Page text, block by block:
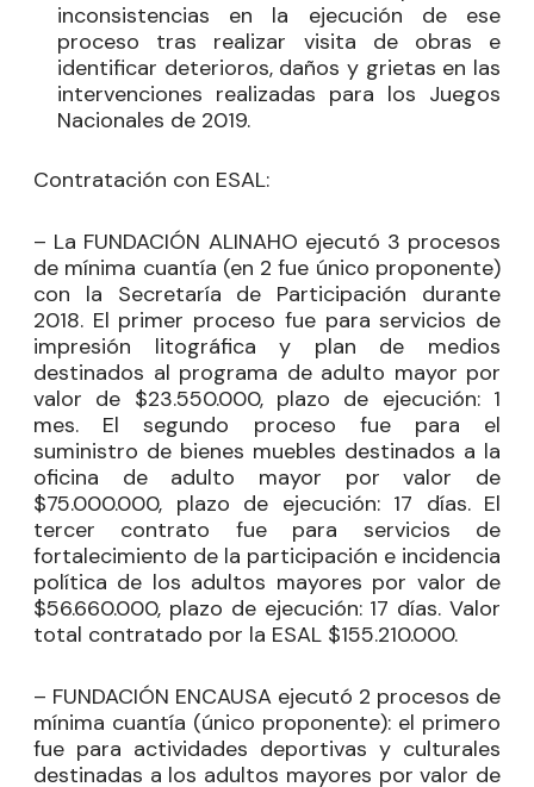
inconsistencias en la ejecución de ese
proceso tras realizar visita de obras e
identificar deterioros, daños y grietas en las
intervenciones realizadas para los Juegos
Nacionales de 2019.
Contratación con ESAL:
– La FUNDACIÓN ALINAHO ejecutó 3 procesos
de mínima cuantía (en 2 fue único proponente)
con la Secretaría de Participación durante
2018. El primer proceso fue para servicios de
impresión litográfica y plan de medios
destinados al programa de adulto mayor por
valor de $23.550.000, plazo de ejecución: 1
mes. El segundo proceso fue para el
suministro de bienes muebles destinados a la
oficina de adulto mayor por valor de
$75.000.000, plazo de ejecución: 17 días. El
tercer contrato fue para servicios de
fortalecimiento de la participación e incidencia
política de los adultos mayores por valor de
$56.660.000, plazo de ejecución: 17 días. Valor
total contratado por la ESAL $155.210.000.
– FUNDACIÓN ENCAUSA ejecutó 2 procesos de
mínima cuantía (único proponente): el primero
fue para actividades deportivas y culturales
destinadas a los adultos mayores por valor de